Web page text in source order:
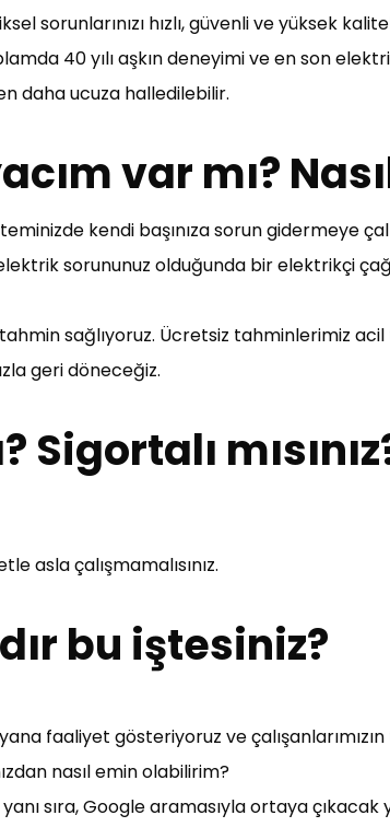
sorunlarınızı hızlı, güvenli ve yüksek
40 yılı aşkın deneyimi ve en son
daha ucuza halledilebilir.
var mı?
kendi başınıza sorun gidermeye
sorununuz olduğunda bir elektrikçi
sağlıyoruz. Ücretsiz tahminlerimiz
geri döneceğiz.
Sigortalı
asla çalışmamalısınız.
bu iştesiniz?
faaliyet gösteriyoruz ve
nasıl emin olabilirim?
sıra, Google aramasıyla ortaya çıkacak